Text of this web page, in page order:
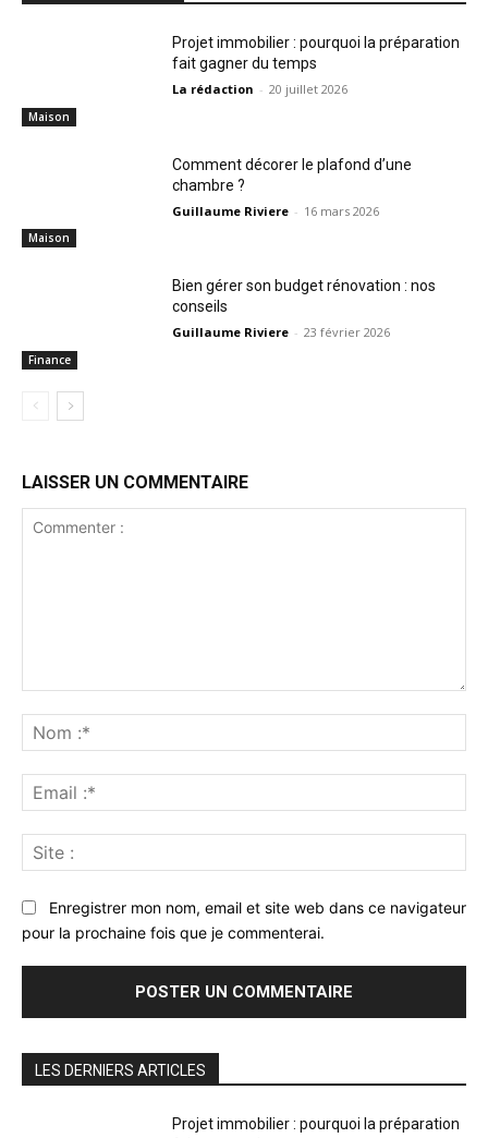
Maison
Projet immobilier : pourquoi la préparation
fait gagner du temps
La rédaction - 20 juillet 2026
Maison
Comment décorer le plafond d’une
chambre ?
Guillaume Riviere - 16 mars 2026
Finance
Bien gérer son budget rénovation : nos
conseils
Guillaume Riviere - 23 février 2026
LAISSER UN COMMENTAIRE
:*
:*
:
Enregistrer mon nom, email et site web dans ce navigateur
pour la prochaine fois que je commenterai.
LES DERNIERS ARTICLES
Projet immobilier : pourquoi la préparation